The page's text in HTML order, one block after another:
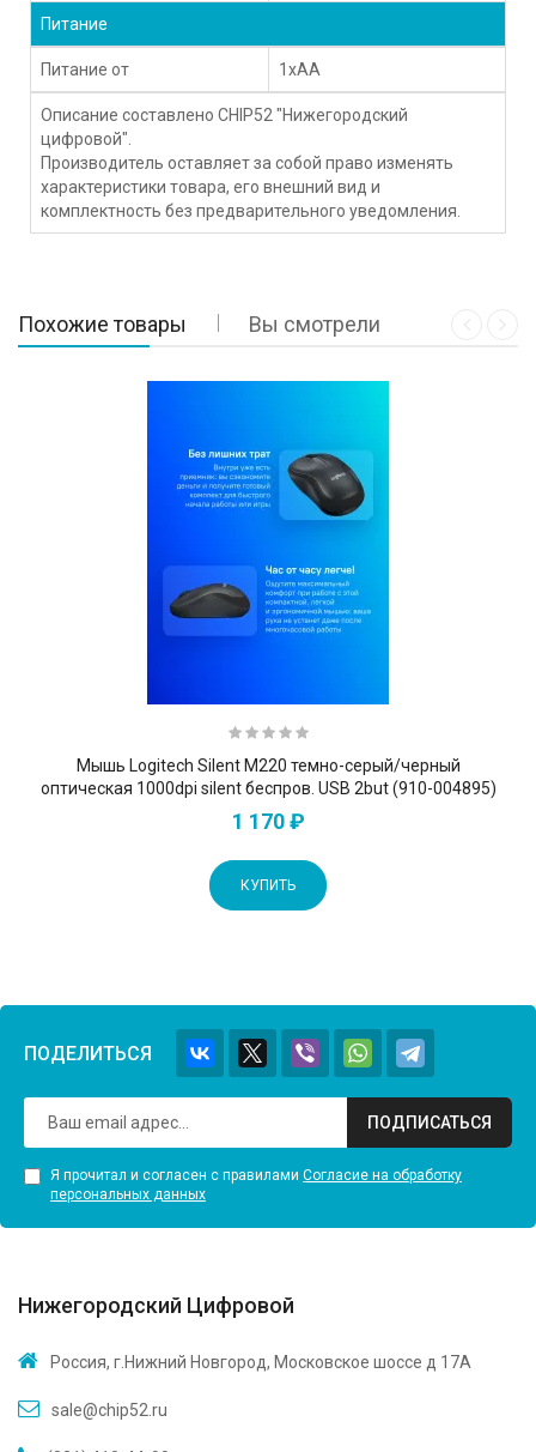
Питание
Питание от 1xAA
Описание составлено CHIP52 "Нижегородский
цифровой".
Производитель оставляет за собой право изменять
характеристики товара, его внешний вид и
комплектность без предварительного уведомления.
Похожие товары Вы смотрели
Мышь Logitech Silent M220 темно-серый/черный
оптическая 1000dpi silent беспров. USB 2but (910-004895)
1 170 ₽
КУПИТЬ
ПОДЕЛИТЬСЯ
ПОДПИСАТЬСЯ
Я прочитал и согласен с правилами Согласие на обработку
персональных данных
Нижегородский Цифровой
Россия, г.Нижний Новгород, Московское шоссе д 17А
sale@chip52.ru